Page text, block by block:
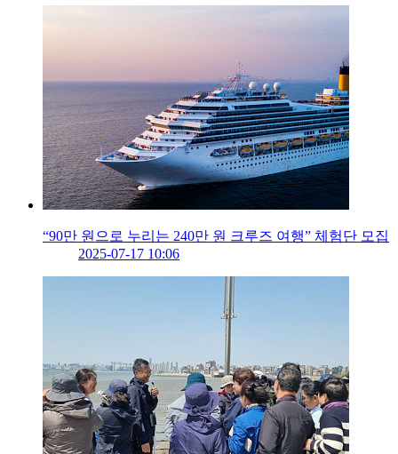
“90만 원으로 누리는 240만 원 크루즈 여행” 체험단 모집
2025-07-17 10:06